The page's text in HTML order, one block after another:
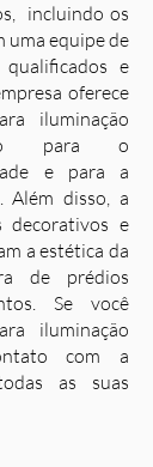
incluindo os
uma equipe de
e
oferece
iluminação
para o
e para a
Além disso, a
decorativos e
a estética da
de prédios
Se você
iluminação
com a
as suas